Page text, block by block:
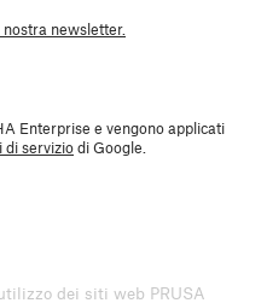
newsletter.
Enterprise e vengono applicati
di serviziodi Google.
dei siti web PRUSA